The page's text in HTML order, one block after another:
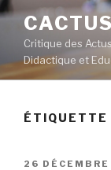
Aller
contenu
principal
Critique des
Didactique et
ÉTIQUETTE
PUBLIÉ
26